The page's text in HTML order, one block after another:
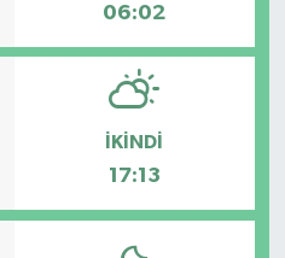
06:02
İKINDI
17:13